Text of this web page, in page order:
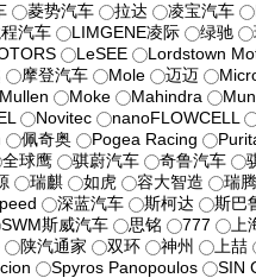
菱势汽车 拉达 凌宝汽车
汽车 LIMGENE凌际 绿驰
LeSEE Lordstown
摩登汽车 Mole 迈迈
Mullen Moke Mahindra
Novitec nanoFLOWCELL
佩奇奥 Pogea Racing
全球鹰 骐蔚汽车 奇鲁汽车
瑞麒 如虎 容大智造 瑞
深蓝汽车 斯柯达 斯巴
SWM斯威汽车 思铭 777 上
陕汽通家 双环 神州 上喆
Spyros Panopoulos SIN